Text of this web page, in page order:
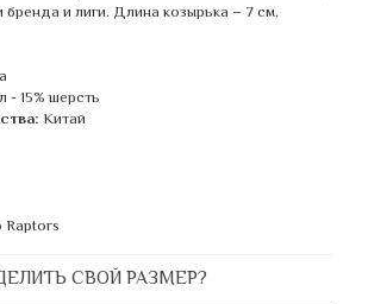
бренда и лиги. Длина козырька – 7 см,
- 15% шерсть
Китай
Raptors
СВОЙ РАЗМЕР?